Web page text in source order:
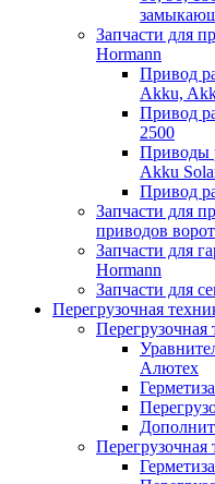
Запчасти для
Hormann
Привод
Akku,
Привод
2500
Приводы
Akku
Привод
Запчасти для
приводов
Запчасти для
Hormann
Запчасти для
Перегрузочная
Алютех